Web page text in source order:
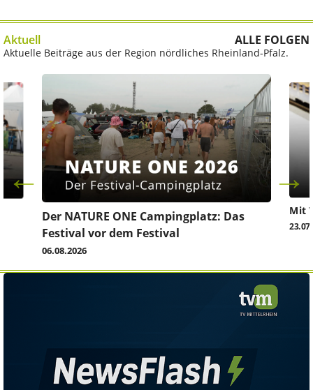
Aktuell ALLE FOLGEN
Aktuelle Beiträge aus der Region nördliches Rheinland-Pfalz.
Der NATURE ONE Campingplatz: Das
Festival vor dem Festival
06.08.2026
Mit